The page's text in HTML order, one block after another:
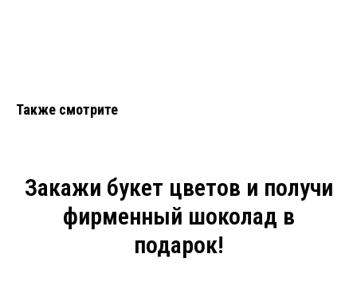
Также смотрите
Закажи букет цветов и получи
фирменный шоколад в
подарок!